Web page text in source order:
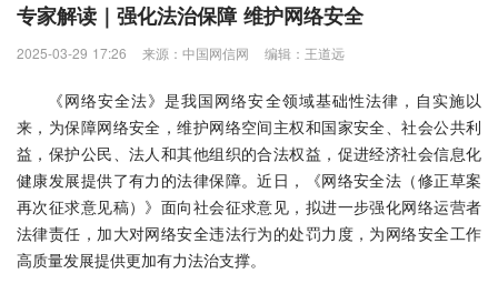
专家解读｜强化法治保障 维护网络安全
2025-03-29 17:26 来源：中国网信网 编辑：王道远
《网络安全法》是我国网络安全领域基础性法律，自实施以
来，为保障网络安全，维护网络空间主权和国家安全、社会公共利
益，保护公民、法人和其他组织的合法权益，促进经济社会信息化
健康发展提供了有力的法律保障。近日，《网络安全法（修正草案
再次征求意见稿）》面向社会征求意见，拟进一步强化网络运营者
法律责任，加大对网络安全违法行为的处罚力度，为网络安全工作
高质量发展提供更加有力法治支撑。